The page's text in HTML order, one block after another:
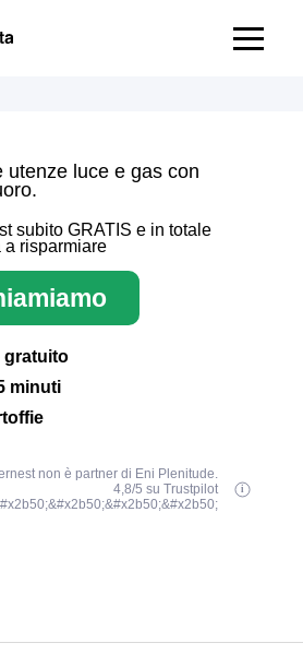
utenze luce e gas con
subito GRATIS e in totale
risparmiare
gratuito
minuti
non è partner di Eni Plenitude.
4,8/5 su Trustpilot